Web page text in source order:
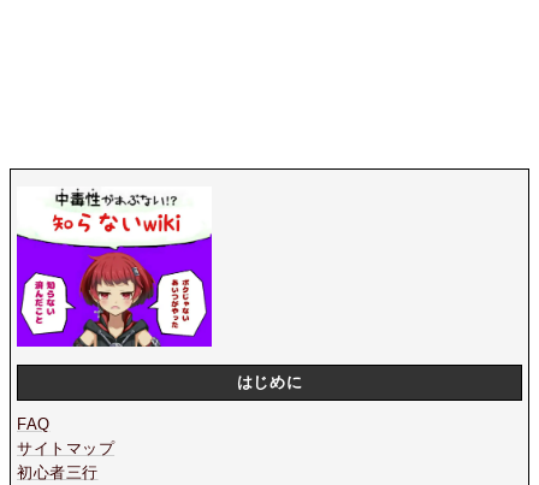
はじめに
FAQ
サイトマップ
初心者三行